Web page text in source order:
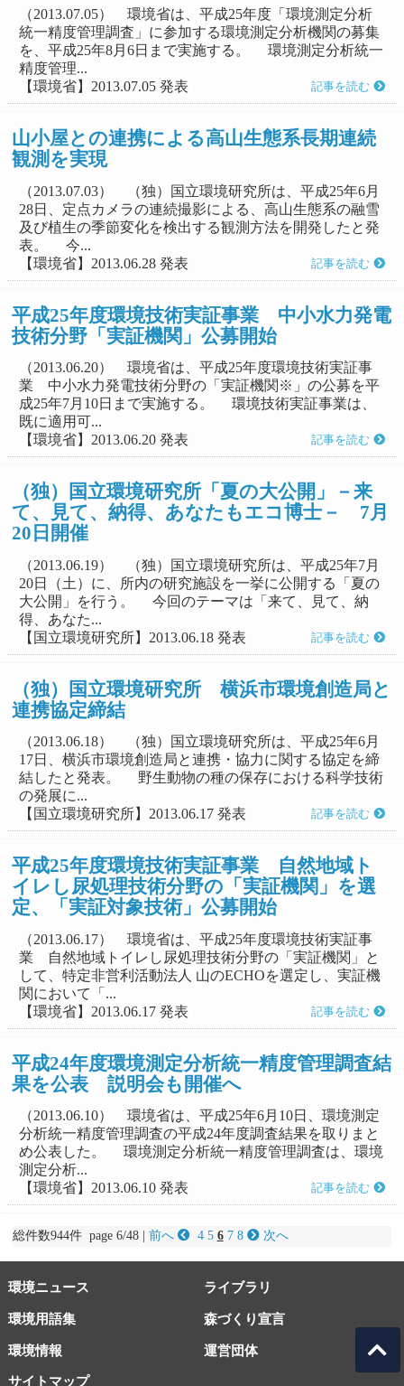
（2013.07.05） 環境省は、平成25年度「環境測定分析
統一精度管理調査」に参加する環境測定分析機関の募集
を、平成25年8月6日まで実施する。 環境測定分析統一
精度管理...
【環境省】2013.07.05 発表
記事を読む
山小屋との連携による高山生態系長期連続
観測を実現
（2013.07.03） （独）国立環境研究所は、平成25年6月
28日、定点カメラの連続撮影による、高山生態系の融雪
及び植生の季節変化を検出する観測方法を開発したと発
表。 今...
【環境省】2013.06.28 発表
記事を読む
平成25年度環境技術実証事業 中小水力発電
技術分野「実証機関」公募開始
（2013.06.20） 環境省は、平成25年度環境技術実証事
業 中小水力発電技術分野の「実証機関※」の公募を平
成25年7月10日まで実施する。 環境技術実証事業は、
既に適用可...
【環境省】2013.06.20 発表
記事を読む
（独）国立環境研究所「夏の大公開」－来
て、見て、納得、あなたもエコ博士－ 7月
20日開催
（2013.06.19） （独）国立環境研究所は、平成25年7月
20日（土）に、所内の研究施設を一挙に公開する「夏の
大公開」を行う。 今回のテーマは「来て、見て、納
得、あなた...
【国立環境研究所】2013.06.18 発表
記事を読む
（独）国立環境研究所 横浜市環境創造局と
連携協定締結
（2013.06.18） （独）国立環境研究所は、平成25年6月
17日、横浜市環境創造局と連携・協力に関する協定を締
結したと発表。 野生動物の種の保存における科学技術
の発展に...
【国立環境研究所】2013.06.17 発表
記事を読む
平成25年度環境技術実証事業 自然地域ト
イレし尿処理技術分野の「実証機関」を選
定、「実証対象技術」公募開始
（2013.06.17） 環境省は、平成25年度環境技術実証事
業 自然地域トイレし尿処理技術分野の「実証機関」と
して、特定非営利活動法人 山のECHOを選定し、実証機
関において「...
【環境省】2013.06.17 発表
記事を読む
平成24年度環境測定分析統一精度管理調査結
果を公表 説明会も開催へ
（2013.06.10） 環境省は、平成25年6月10日、環境測定
分析統一精度管理調査の平成24年度調査結果を取りまと
め公表した。 環境測定分析統一精度管理調査は、環境
測定分析...
【環境省】2013.06.10 発表
記事を読む
総件数944件 page 6/48 | 前へ 4 5 6 7 8 次へ
環境ニュース ライブラリ
環境用語集 森づくり宣言
環境情報
サイトマップ
運営団体